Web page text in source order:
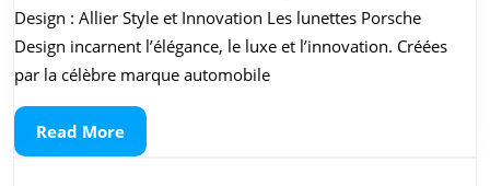
Design
:
Élégance
Design : Allier Style et Innovation Les lunettes Porsche
Design incarnent l’élégance, le luxe et l’innovation. Créées
par la célèbre marque automobile
Read MoreRead
More